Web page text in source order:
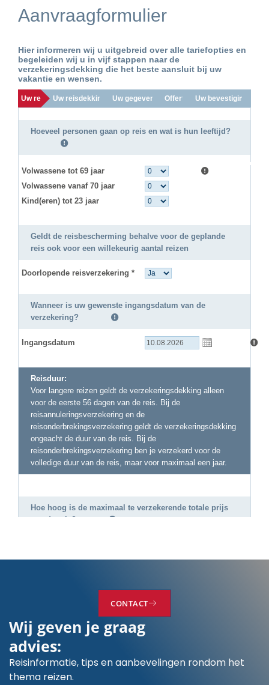
Wij geven je graag
advies:
Reisinformatie, tips en aanbevelingen rondom het
thema reizen.
CONTACT